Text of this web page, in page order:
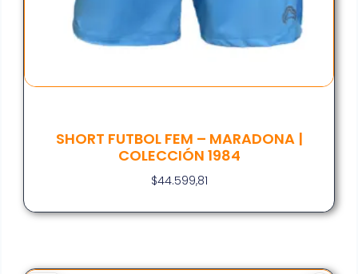
SHORT FUTBOL FEM – MARADONA |
COLECCIÓN 1984
$44.599,81